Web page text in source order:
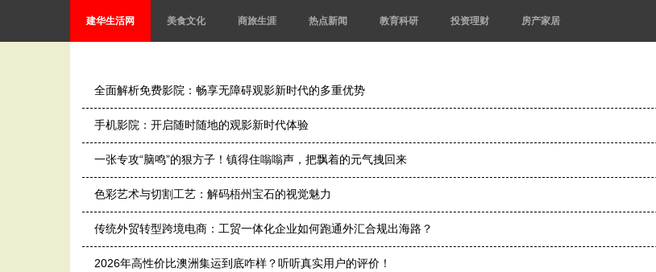
建华生活网 美食文化 商旅生涯 热点新闻 教育科研 投资理财 房产家居
全面解析免费影院：畅享无障碍观影新时代的多重优势
手机影院：开启随时随地的观影新时代体验
一张专攻“脑鸣”的狠方子！镇得住嗡嗡声，把飘着的元气拽回来
色彩艺术与切割工艺：解码梧州宝石的视觉魅力
传统外贸转型跨境电商：工贸一体化企业如何跑通外汇合规出海路？
2026年高性价比澳洲集运到底咋样？听听真实用户的评价！